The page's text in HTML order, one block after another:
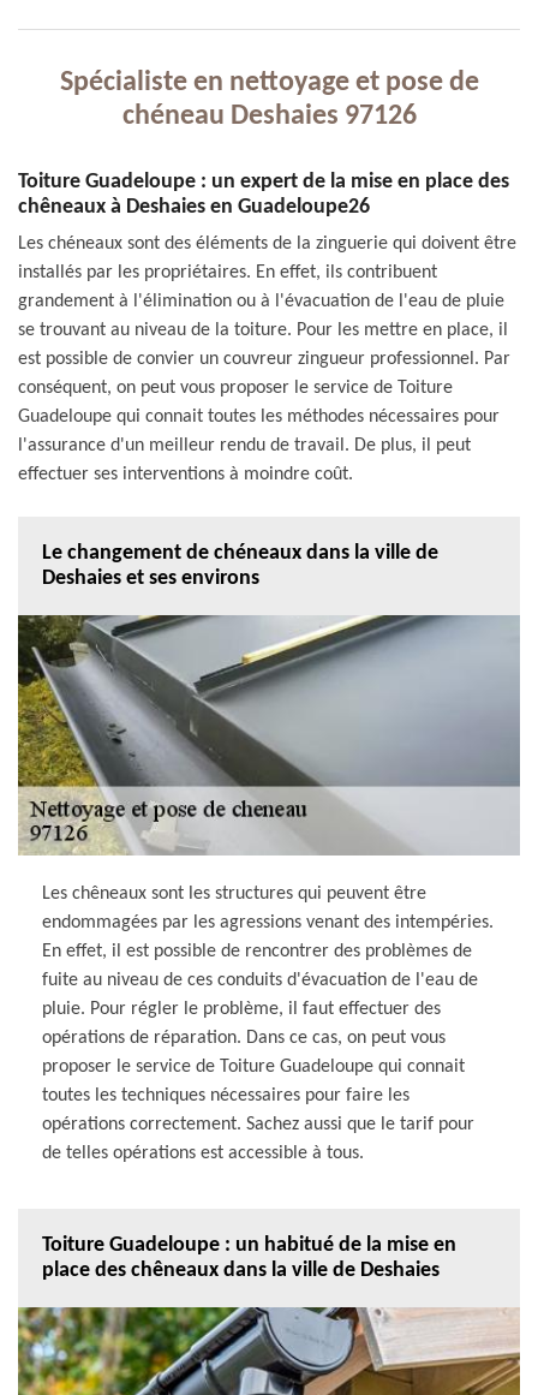
Spécialiste en nettoyage et pose de
chéneau Deshaies 97126
Toiture Guadeloupe : un expert de la mise en place des
chêneaux à Deshaies en Guadeloupe26
Les chéneaux sont des éléments de la zinguerie qui doivent être
installés par les propriétaires. En effet, ils contribuent
grandement à l'élimination ou à l'évacuation de l'eau de pluie
se trouvant au niveau de la toiture. Pour les mettre en place, il
est possible de convier un couvreur zingueur professionnel. Par
conséquent, on peut vous proposer le service de Toiture
Guadeloupe qui connait toutes les méthodes nécessaires pour
l'assurance d'un meilleur rendu de travail. De plus, il peut
effectuer ses interventions à moindre coût.
Le changement de chéneaux dans la ville de
Deshaies et ses environs
Les chêneaux sont les structures qui peuvent être
endommagées par les agressions venant des intempéries.
En effet, il est possible de rencontrer des problèmes de
fuite au niveau de ces conduits d'évacuation de l'eau de
pluie. Pour régler le problème, il faut effectuer des
opérations de réparation. Dans ce cas, on peut vous
proposer le service de Toiture Guadeloupe qui connait
toutes les techniques nécessaires pour faire les
opérations correctement. Sachez aussi que le tarif pour
de telles opérations est accessible à tous.
Toiture Guadeloupe : un habitué de la mise en
place des chêneaux dans la ville de Deshaies